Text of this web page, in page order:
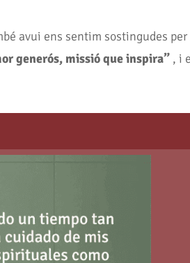
avui ens sentim sostingudes per
generós, missió que inspira” , i